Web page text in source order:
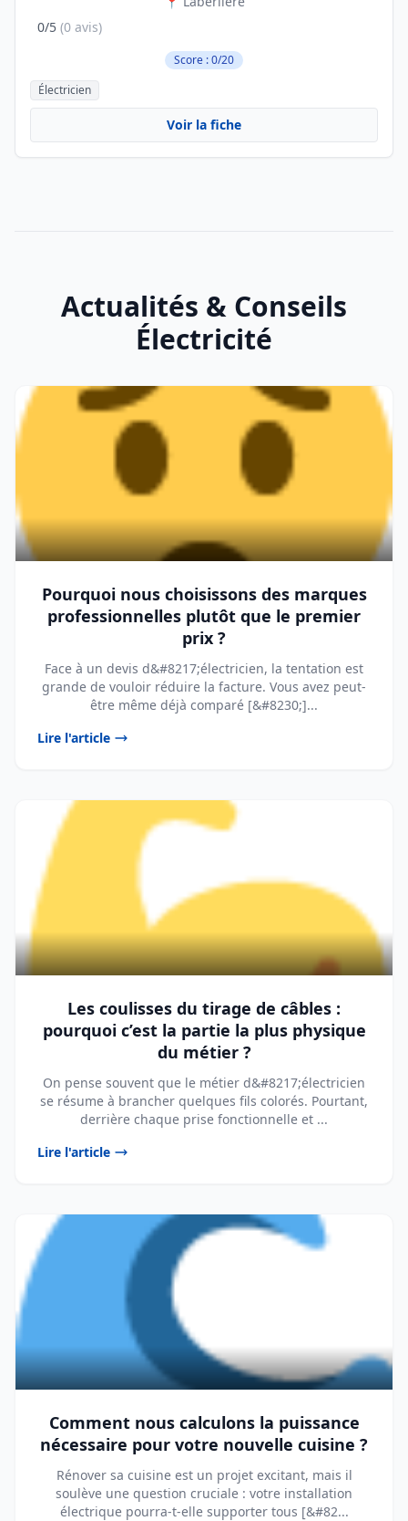
0/5 (0 avis)
Score : 0/20
Électricien
Voir la fiche
Actualités & Conseils
Électricité
Pourquoi nous choisissons des marques
professionnelles plutôt que le premier
prix ?
Face à un devis d&#8217;électricien, la tentation est
grande de vouloir réduire la facture. Vous avez peut-
être même déjà comparé [&#8230;]...
Lire l'article
Les coulisses du tirage de câbles :
pourquoi c’est la partie la plus physique
du métier ?
On pense souvent que le métier d&#8217;électricien
se résume à brancher quelques fils colorés. Pourtant,
derrière chaque prise fonctionnelle et ...
Lire l'article
Comment nous calculons la puissance
nécessaire pour votre nouvelle cuisine ?
Rénover sa cuisine est un projet excitant, mais il
soulève une question cruciale : votre installation
électrique pourra-t-elle supporter tous [&#82...